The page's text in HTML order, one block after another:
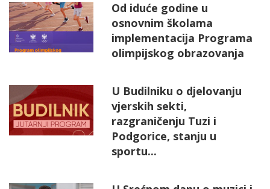
Od iduće godine u
osnovnim školama
implementacija Programa
olimpijskog obrazovanja
U Budilniku o djelovanju
vjerskih sekti,
razgraničenju Tuzi i
Podgorice, stanju u
sportu...